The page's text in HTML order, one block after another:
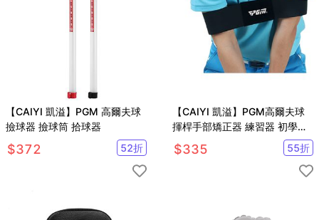
【CAIYI 凱溢】PGM 高爾夫球
撿球器 撿球筒 拾球器
$372 52折
【CAIYI 凱溢】PGM高爾夫球
揮桿手部矯正器 練習器 初學者
糾正揮桿動作練習器
$335 55折